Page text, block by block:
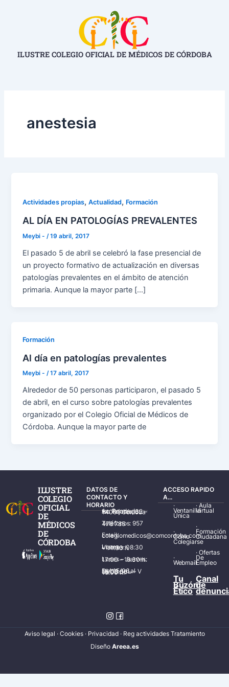
ILUSTRE COLEGIO OFICIAL DE MÉDICOS DE CÓRDOBA
anestesia
Actividades propias,Actualidad, Formación
AL DÍA EN PATOLOGÍAS PREVALENTES
Meybi -/19 abril, 2017
El pasado 5 de abril se celebró la fase presencial de
un proyecto formativo de actualización en diversas
patologías prevalentes en el ámbito de atención
primaria. Aunque la mayor parte […]
Formación
Al día en patologías prevalentes
Meybi -/17 abril, 2017
Alrededor de 50 personas participaron, el pasado 5
de abril, en el curso sobre patologías prevalentes
organizado por el Colegio Oficial de Médicos de
Córdoba. Aunque la mayor parte de
ILUSTRE
COLEGIO
OFICIAL
DE
MÉDICOS
DE
CÓRDOBA
DATOS DE
CONTACTO Y
HORARIO
Av. Ronda de los Tejares, 32 – 14001 Córdoba
Teléfonos: 957 478 785
Email: colegiomedicos@comcordoba.com
Lunes – Viernes: 08:30 – 14:30 h.
Lunes – Jueves: 17:00 – 19:30 h.
Del 15/06 al 15/09 de L – V de 08:00 – 15:00 h.
ACCESO RAPIDO
A...
·
Ventanilla
Única
·
Cómo
Colegiarse
·
Webmail
·Aula
Virtual
·
Formación
Ciudadana
·Ofertas
De
Empleo
Tu
Buzón
Ético
Canal
de
Aviso legal · Cookies· Privacidad · Reg actividades Tratamiento
Diseño Areea.es